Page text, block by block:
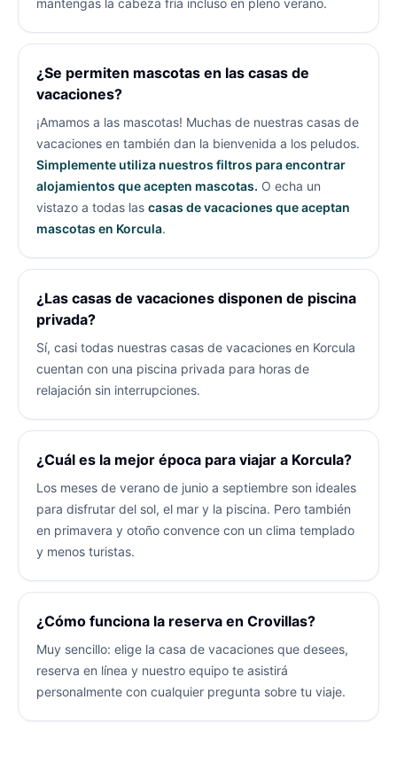
¿Se permiten mascotas en las casas de
vacaciones?
¡Amamos a las mascotas! Muchas de nuestras casas de
vacaciones en también dan la bienvenida a los peludos.
Simplemente utiliza nuestros filtros para encontrar
alojamientos que acepten mascotas. O echa un
vistazo a todas las casas de vacaciones que aceptan
mascotas en Korcula.
¿Las casas de vacaciones disponen de piscina
privada?
Sí, casi todas nuestras casas de vacaciones en Korcula
cuentan con una piscina privada para horas de
relajación sin interrupciones.
¿Cuál es la mejor época para viajar a Korcula?
Los meses de verano de junio a septiembre son ideales
para disfrutar del sol, el mar y la piscina. Pero también
en primavera y otoño convence con un clima templado
y menos turistas.
¿Cómo funciona la reserva en Crovillas?
Muy sencillo: elige la casa de vacaciones que desees,
reserva en línea y nuestro equipo te asistirá
personalmente con cualquier pregunta sobre tu viaje.